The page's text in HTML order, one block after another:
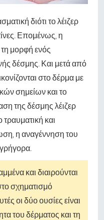
διότι το λέιζερ
Επομένως, η
μορφή ενός
δέσμης. Και μετά από
στο δέρμα με
σημείων και το
της δέσμης λέιζερ
τραυματική και
η αναγέννηση του
και διαιρούνται
σχηματισμό
οι δύο ουσίες είναι
του δέρματος και τη